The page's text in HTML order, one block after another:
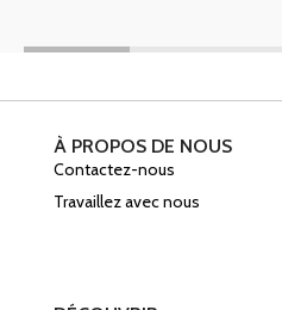
À PROPOS DE NOUS
Contactez-nous
Travaillez avec nous